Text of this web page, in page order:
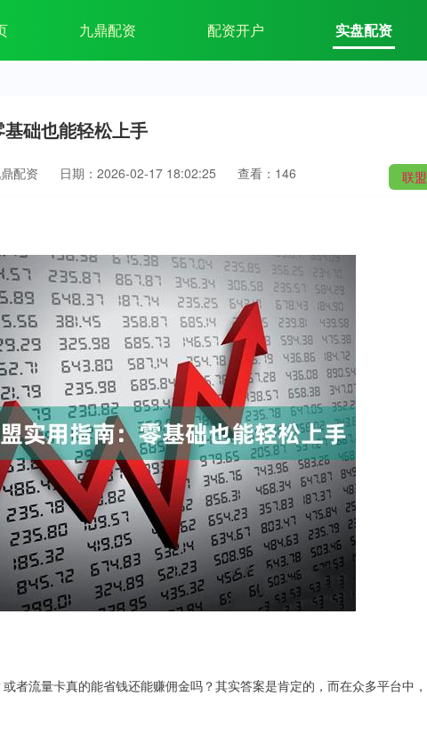
九鼎配资 配资开户 实盘配资
础也能轻松上手
联盟
配资 日期：2026-02-17 18:02:25 查看：146
者流量卡真的能省钱还能赚佣金吗？其实答案是肯定的，而在众多平台中，
-0.52% 沪深300 4637.89 -20.27